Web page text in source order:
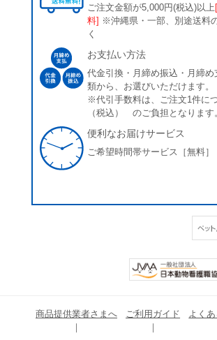
ご注文金額が5,000円(税込)以上
料] ※沖縄県・一部、別途送料
く
お支払い方法
代金引換・月締め振込・月締め
類から、お選びいただけます。
※代引手数料は、ご注文1件に
（税込） のご負担となります
便利なお届けサービス
ご希望時間帯サービス［無料］
商品提供業者さまへ ご利用ガイド よく